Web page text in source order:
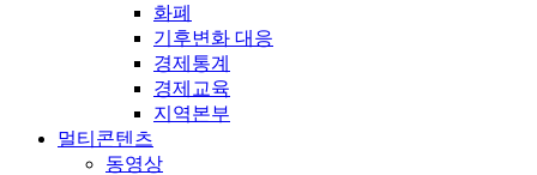
화폐
기후변화 대응
경제통계
경제교육
지역본부
멀티콘텐츠
동영상